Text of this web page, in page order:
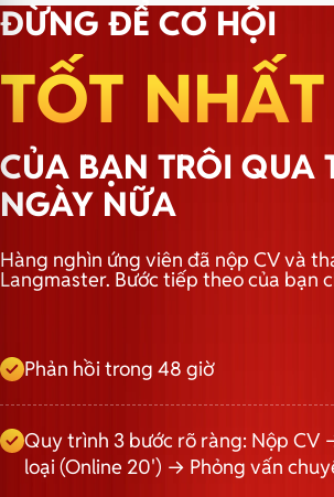
ĐỪNG ĐỂ CƠ HỘI
TỐT NHẤT
CỦA BẠN TRÔI QUA
NGÀY NỮA
Hàng nghìn ứng viên đã nộp CV và
Langmaster. Bước tiếp theo của bạn
Phản hồi trong 48 giờ
Quy trình 3 bước rõ ràng: Nộp CV
loại (Online 20') → Phỏng vấn